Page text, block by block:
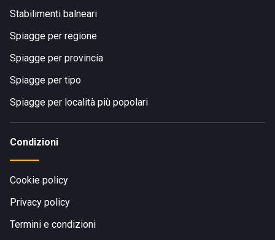
Stabilimenti balneari
Spiagge per regione
Spiagge per provincia
Spiagge per tipo
Spiagge per località più popolari
Condizioni
Cookie policy
Privacy policy
Termini e condizioni